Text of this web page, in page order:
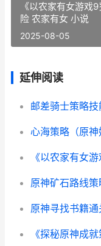
《以农家有女游戏
险 农家有女 小说
2025-08-05
延伸阅读
邮差骑士策略
心海策略（原
原神矿石路线
原神寻找书籍
《探秘原神成